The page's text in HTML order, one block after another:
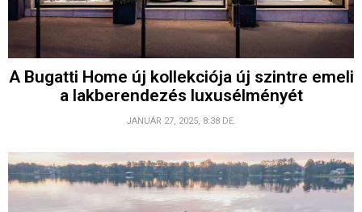
A Bugatti Home új kollekciója új szintre emeli
a lakberendezés luxusélményét
JANUÁR 27, 2025, 8:38 DE.